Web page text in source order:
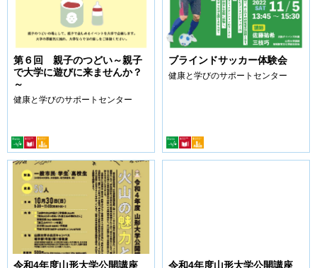
第６回 親子のつどい～親子
で大学に遊びに来ませんか？
～
健康と学びのサポートセンター
ブラインドサッカー体験会
健康と学びのサポートセンター
令和4年度山形大学公開講座
令和4年度山形大学公開講座